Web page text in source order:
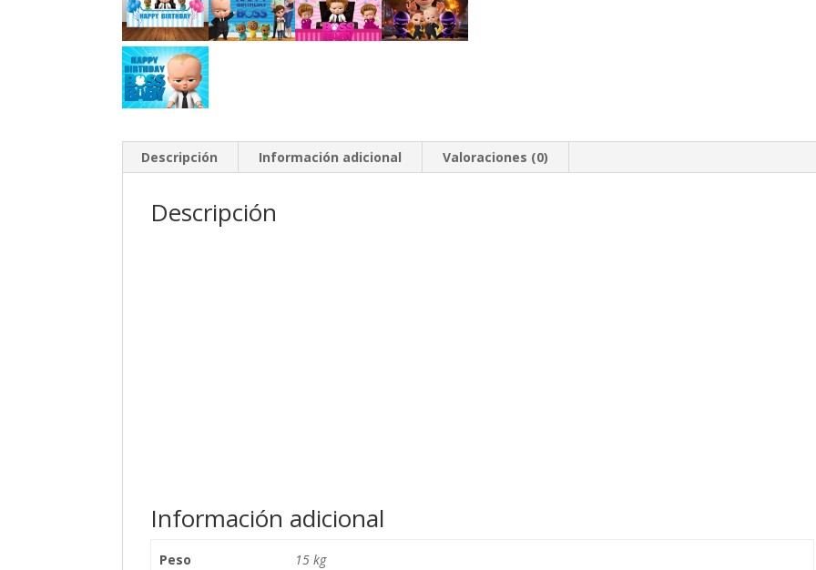
Descripción Información adicional Valoraciones (0)
Descripción
Información adicional
Peso 15 kg